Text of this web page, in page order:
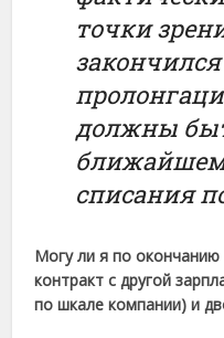
точки
должны
списания
Могу ли я по
контракт с другой
по шкале компании) и